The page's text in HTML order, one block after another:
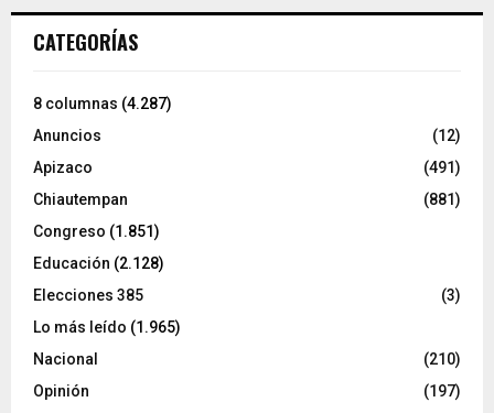
CATEGORÍAS
8 columnas (4.287)
Anuncios
(12)
Apizaco
(491)
Chiautempan
(881)
Congreso (1.851)
Educación (2.128)
Elecciones 385
(3)
Lo más leído (1.965)
Nacional
(210)
Opinión
(197)